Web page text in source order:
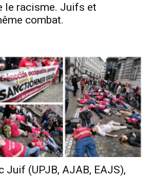
le racisme. Juifs et
combat.
Juif (UPJB, AJAB, EAJS),